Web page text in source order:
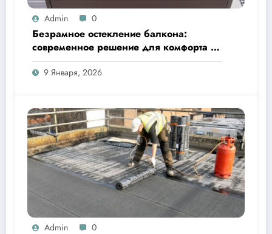
Admin 0
Безрамное остекление балкона:
современное решение для комфорта и
эстетики
9 Января, 2026
Admin 0